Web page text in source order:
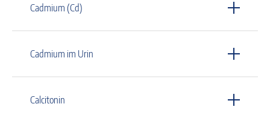
Cadmium (Cd)
Cadmium im Urin
Calcitonin